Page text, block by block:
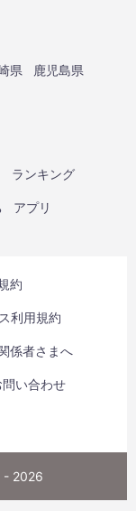
県
鹿児島県
ランキング
アプリ
約
利用規約
係者さまへ
問い合わせ
- 2026